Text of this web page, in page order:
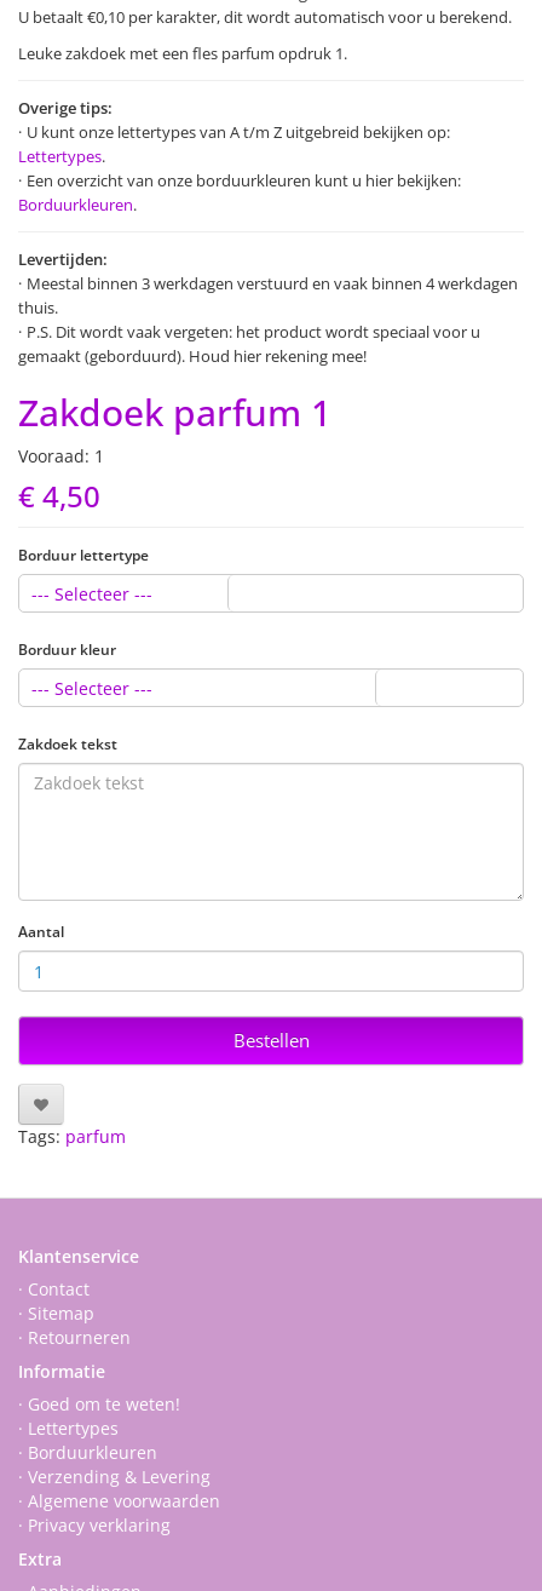
U betaalt €0,10 per karakter, dit wordt automatisch voor u berekend.
Leuke zakdoek met een fles parfum opdruk 1.
Overige tips:
U kunt onze lettertypes van A t/m Z uitgebreid bekijken op:
Lettertypes.
Een overzicht van onze borduurkleuren kunt u hier bekijken:
Borduurkleuren.
Levertijden:
Meestal binnen 3 werkdagen verstuurd en vaak binnen 4 werkdagen
thuis.
P.S. Dit wordt vaak vergeten: het product wordt speciaal voor u
gemaakt (geborduurd). Houd hier rekening mee!
Zakdoek parfum 1
Vooraad: 1
€ 4,50
Borduur lettertype
--- Selecteer ---
Borduur kleur
--- Selecteer ---
Zakdoek tekst
Aantal
Bestellen
Tags: parfum
Klantenservice
· Contact
· Sitemap
· Retourneren
Informatie
· Goed om te weten!
· Lettertypes
· Borduurkleuren
· Verzending & Levering
· Algemene voorwaarden
· Privacy verklaring
Extra